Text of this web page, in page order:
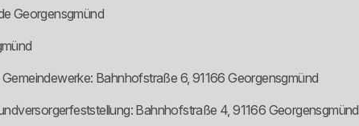
Georgensgmünd
Bahnhofstraße 6, 91166 Georgensgmünd
Bahnhofstraße 4, 91166 Georgensgmünd